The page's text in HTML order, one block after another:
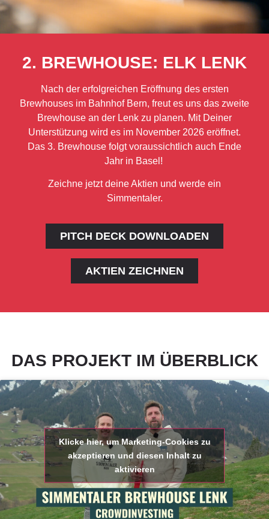
2. BREWHOUSE: ELK LENK
Nach der erfolgreichen Eröffnung des ersten
Brewhouses im Bahnhof Bern, freut es uns das zweite
Brewhouse an der Lenk zu planen. Mit Deiner
Unterstützung wird es im November 2026 eröffnet.
Das 3. Brewhouse folgt voraussichtlich auch Ende
Jahr in Basel!
Zeichne jetzt deine Aktien und werde ein
Simmentaler.
PITCH DECK DOWNLOADEN
AKTIEN ZEICHNEN
DAS PROJEKT IM ÜBERBLICK
Klicke hier, um Marketing-Cookies zu
akzeptieren und diesen Inhalt zu
aktivieren